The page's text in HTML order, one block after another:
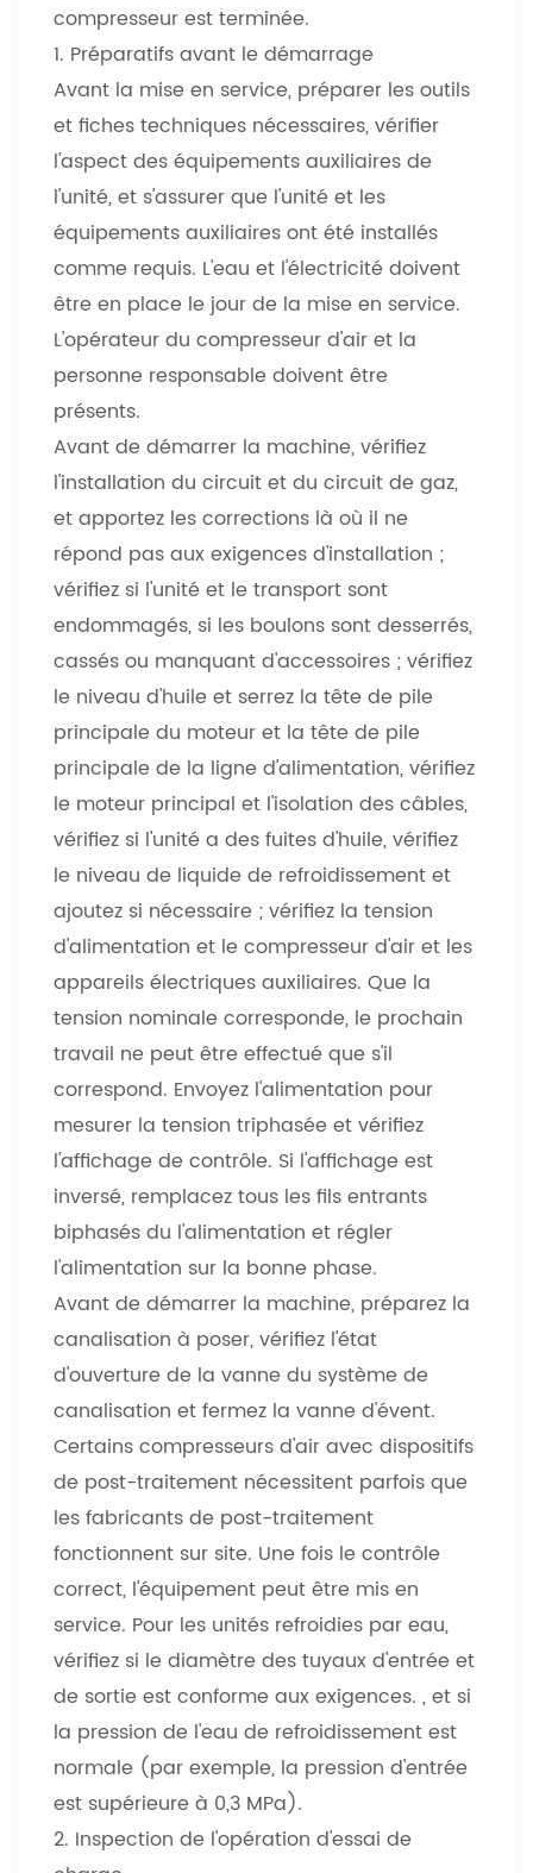
compresseur est terminée.
1. Préparatifs avant le démarrage
Avant la mise en service, préparer les outils
et fiches techniques nécessaires, vérifier
l'aspect des équipements auxiliaires de
l'unité, et s'assurer que l'unité et les
équipements auxiliaires ont été installés
comme requis. L'eau et l'électricité doivent
être en place le jour de la mise en service.
L'opérateur du compresseur d'air et la
personne responsable doivent être
présents.
Avant de démarrer la machine, vérifiez
l'installation du circuit et du circuit de gaz,
et apportez les corrections là où il ne
répond pas aux exigences d'installation ;
vérifiez si l'unité et le transport sont
endommagés, si les boulons sont desserrés,
cassés ou manquant d'accessoires ; vérifiez
le niveau d'huile et serrez la tête de pile
principale du moteur et la tête de pile
principale de la ligne d'alimentation, vérifiez
le moteur principal et l'isolation des câbles,
vérifiez si l'unité a des fuites d'huile, vérifiez
le niveau de liquide de refroidissement et
ajoutez si nécessaire ; vérifiez la tension
d'alimentation et le compresseur d'air et les
appareils électriques auxiliaires. Que la
tension nominale corresponde, le prochain
travail ne peut être effectué que s'il
correspond. Envoyez l'alimentation pour
mesurer la tension triphasée et vérifiez
l'affichage de contrôle. Si l'affichage est
inversé, remplacez tous les fils entrants
biphasés du l'alimentation et régler
l'alimentation sur la bonne phase.
Avant de démarrer la machine, préparez la
canalisation à poser, vérifiez l'état
d'ouverture de la vanne du système de
canalisation et fermez la vanne d'évent.
Certains compresseurs d'air avec dispositifs
de post-traitement nécessitent parfois que
les fabricants de post-traitement
fonctionnent sur site. Une fois le contrôle
correct, l'équipement peut être mis en
service. Pour les unités refroidies par eau,
vérifiez si le diamètre des tuyaux d'entrée et
de sortie est conforme aux exigences. , et si
la pression de l'eau de refroidissement est
normale (par exemple, la pression d'entrée
est supérieure à 0,3 MPa).
2. Inspection de l'opération d'essai de